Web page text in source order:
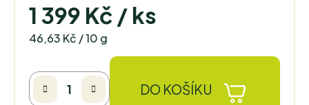
1 399 Kč / ks
Měrná cena:
46,63 Kč / 10 g
DO KOŠÍKU